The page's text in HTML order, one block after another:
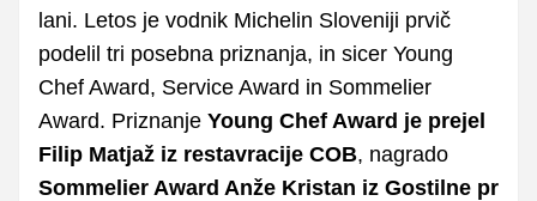
lani. Letos je vodnik Michelin Sloveniji prvič
podelil tri posebna priznanja, in sicer Young
Chef Award, Service Award in Sommelier
Award. Priznanje Young Chef Award je prejel
Filip Matjaž iz restavracije COB, nagrado
Sommelier Award Anže Kristan iz Gostilne pr